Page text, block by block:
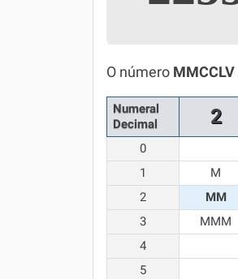
Química
Todos os Exercícios
O número MMCCLV
Numeral
Decimal
2
0
1
M
2
MM
3
MMM
4
5